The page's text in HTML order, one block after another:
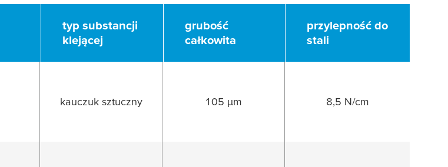
typ substancji
klejącej
grubość
całkowita
przylepność do
stali
typ substancji
klejącej
grubość
całkowita
przylepność do
stali
kauczuk sztuczny 105 µm 8,5 N/cm